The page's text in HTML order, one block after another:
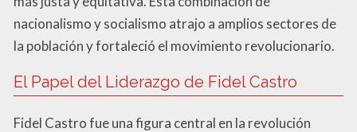
nacionalismo y socialismo atrajo a amplios sectores de
la población y fortaleció el movimiento revolucionario.
El Papel del Liderazgo de Fidel Castro
Fidel Castro fue una figura central en la revolución